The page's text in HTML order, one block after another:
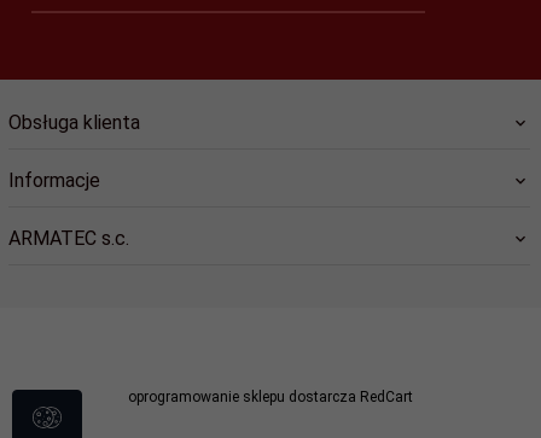
Obsługa klienta
Informacje
ARMATEC s.c.
oprogramowanie sklepu dostarcza RedCart